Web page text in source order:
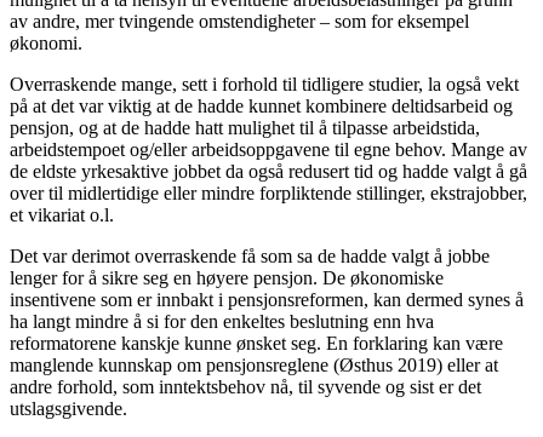
av andre, mer tvingende omstendigheter – som for eksempel
økonomi.
Overraskende mange, sett i forhold til tidligere studier, la også vekt
på at det var viktig at de hadde kunnet kombinere deltidsarbeid og
pensjon, og at de hadde hatt mulighet til å tilpasse arbeidstida,
arbeidstempoet og/eller arbeidsoppgavene til egne behov. Mange av
de eldste yrkesaktive jobbet da også redusert tid og hadde valgt å gå
over til midlertidige eller mindre forpliktende stillinger, ekstrajobber,
et vikariat o.l.
Det var derimot overraskende få som sa de hadde valgt å jobbe
lenger for å sikre seg en høyere pensjon. De økonomiske
insentivene som er innbakt i pensjonsreformen, kan dermed synes å
ha langt mindre å si for den enkeltes beslutning enn hva
reformatorene kanskje kunne ønsket seg. En forklaring kan være
manglende kunnskap om pensjonsreglene (Østhus 2019) eller at
andre forhold, som inntektsbehov nå, til syvende og sist er det
utslagsgivende.